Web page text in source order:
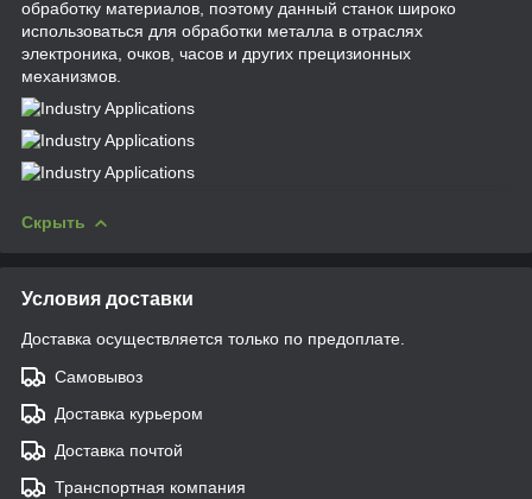
обработку материалов, поэтому данный станок широко
использоваться для обработки металла в отраслях
электроника, очков, часов и других прецизионных
механизмов.
Скрыть
Условия доставки
Доставка осуществляется только по предоплате.
Самовывоз
Доставка курьером
Доставка почтой
Транспортная компания